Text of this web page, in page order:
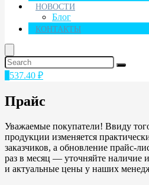
НОВОСТИ
Блог
КОНТАКТЫ
537.40 ₽
Прайс
Уважаемые покупатели! Ввиду
продукции изменяется
заказчиков, а обновление прайс-
раз в месяц — уточняйте наличие
и актуальные цены у наших